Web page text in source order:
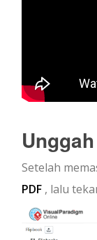
Setelah
PDF , lalu